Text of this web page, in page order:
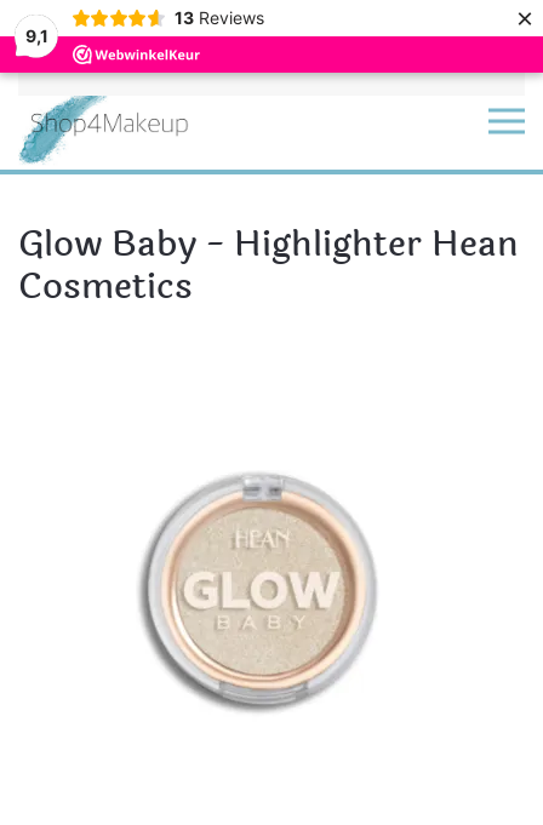
9,1
13 Reviews ×
Terug naar hoofdinhoud
Glow Baby - Highlighter Hean
Cosmetics